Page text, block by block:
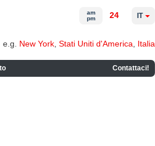
e.g. New York Stati Uniti d'America Italia
Contattaci!
am
pm
24 IT